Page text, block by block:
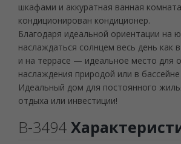
шкафами и аккуратная ванная
кондиционирован кондиционер.
Благодаря идеальной ориентации на
наслаждаться солнцем весь день как
и на террасе — идеальное место для
наслаждения природой или в
Идеальный дом для постоянного
отдыха или инвестиции!
B-3494